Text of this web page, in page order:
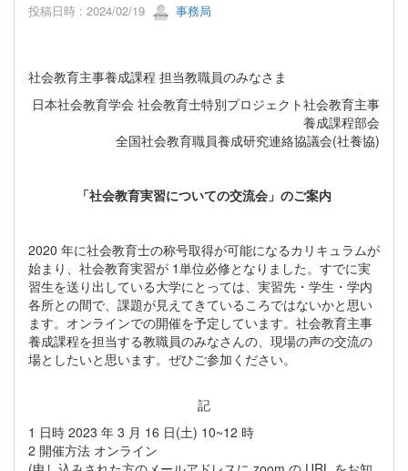
投稿日時 : 2024/02/19 事務局
社会教育主事養成課程 担当教職員のみなさま
日本社会教育学会 社会教育士特別プロジェクト社会教育主事
養成課程部会
全国社会教育職員養成研究連絡協議会(社養協)
「社会教育実習についての交流会」のご案内
2020 年に社会教育士の称号取得が可能になるカリキュラムが
始まり、社会教育実習が 1単位必修となりました。すでに実
習生を送り出している大学にとっては、実習先・学生・学内
各所との間で、課題が見えてきているころではないかと思い
ます。オンラインでの開催を予定しています。社会教育主事
養成課程を担当する教職員のみなさんの、現場の声の交流の
場としたいと思います。ぜひご参加ください。
記
1 日時 2023 年 3 月 16 日(土) 10~12 時
2 開催方法 オンライン